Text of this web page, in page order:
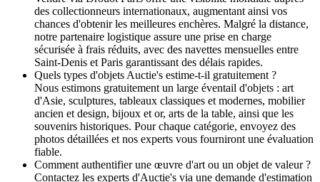
des collectionneurs internationaux, augmentant ainsi vos
chances d'obtenir les meilleures enchères. Malgré la distance,
notre partenaire logistique assure une prise en charge
sécurisée à frais réduits, avec des navettes mensuelles entre
Saint-Denis et Paris garantissant des délais rapides.
Quels types d'objets Auctie's estime-t-il gratuitement ?
Nous estimons gratuitement un large éventail d'objets : art
d'Asie, sculptures, tableaux classiques et modernes, mobilier
ancien et design, bijoux et or, arts de la table, ainsi que les
souvenirs historiques. Pour chaque catégorie, envoyez des
photos détaillées et nos experts vous fourniront une évaluation
fiable.
Comment authentifier une œuvre d'art ou un objet de valeur ?
Contactez les experts d'Auctie's via une demande d'estimation